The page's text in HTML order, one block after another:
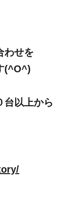
わせを
(^O^)
台以上から